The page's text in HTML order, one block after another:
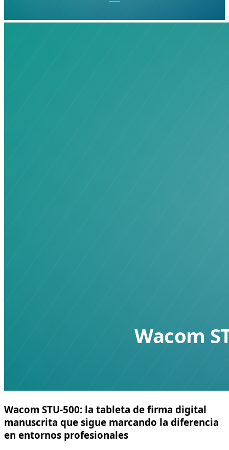
Wacom STU-500: la tableta de firma digital
manuscrita que sigue marcando la diferencia
en entornos profesionales